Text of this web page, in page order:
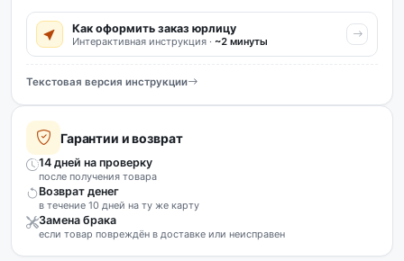
Как оформить заказ юрлицу
Интерактивная инструкция · ~2 минуты
Текстовая версия инструкции
Гарантии и возврат
14 дней на проверку
после получения товара
Возврат денег
в течение 10 дней на ту же карту
Замена брака
если товар повреждён в доставке или неисправен